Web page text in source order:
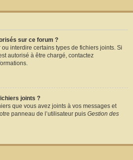
sur ce forum ?
ou interdire certains types de fichiers joints. Si
autorisé à être chargé, contactez
joints ?
que vous avez joints à vos messages et
panneau de l’utilisateur puis Gestion des